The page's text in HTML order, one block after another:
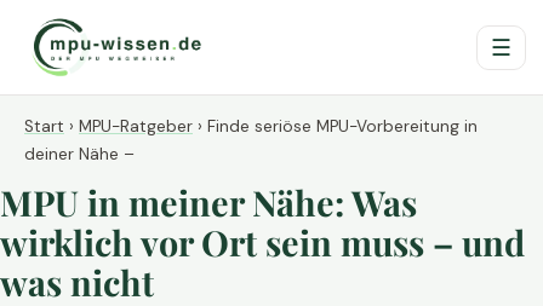
☰
Start › MPU-Ratgeber › Finde seriöse MPU-Vorbereitung in
deiner Nähe –
MPU in meiner Nähe: Was
wirklich vor Ort sein muss – und
was nicht